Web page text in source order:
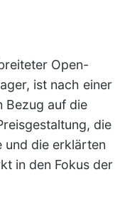
Open-
ist nach einer
Bezug auf die
die
und die erklärten
in den Fokus der